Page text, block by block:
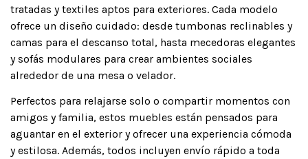
tratadas y textiles aptos para exteriores. Cada modelo
ofrece un diseño cuidado: desde tumbonas reclinables y
camas para el descanso total, hasta mecedoras elegantes
y sofás modulares para crear ambientes sociales
alrededor de una mesa o velador.
Perfectos para relajarse solo o compartir momentos con
amigos y familia, estos muebles están pensados para
aguantar en el exterior y ofrecer una experiencia cómoda
y estilosa. Además, todos incluyen envío rápido a toda